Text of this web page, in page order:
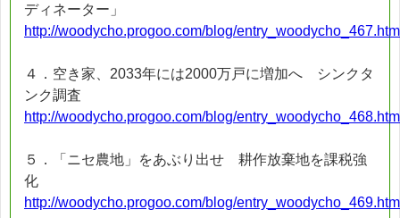
ディネーター」
http://woodycho.progoo.com/blog/
４．空き家、2033年には2000万戸に増加へ シンクタ
ンク調査
http://woodycho.progoo.com/blog/
５．「ニセ農地」をあぶり出せ 耕作放棄地を課税強
化
http://woodycho.progoo.com/blog/